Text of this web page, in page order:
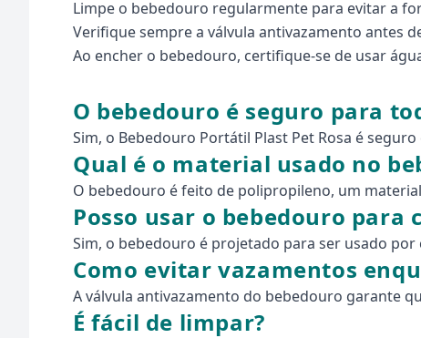
Limpe o bebedouro regularmente para evitar a
Verifique sempre a válvula antivazamento antes
Ao encher o bebedouro, certifique-se de usar
O bebedouro é seguro para
Sim, o Bebedouro Portátil Plast Pet Rosa é
Qual é o material usado no
O bebedouro é feito de polipropileno, um
Posso usar o bebedouro para
Sim, o bebedouro é projetado para ser usado
Como evitar vazamentos
A válvula antivazamento do bebedouro garante
É fácil de limpar?